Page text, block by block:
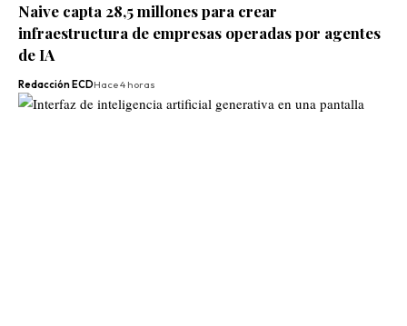
Naive capta 28,5 millones para crear
infraestructura de empresas operadas por agentes
de IA
Redacción ECDHace 4 horas